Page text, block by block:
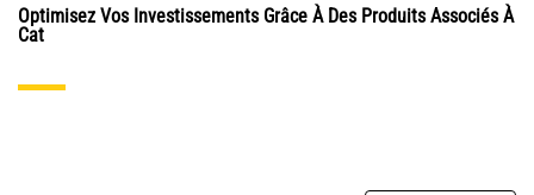
Optimisez Vos Investissements Grâce À Des Produits Associés À
Cat